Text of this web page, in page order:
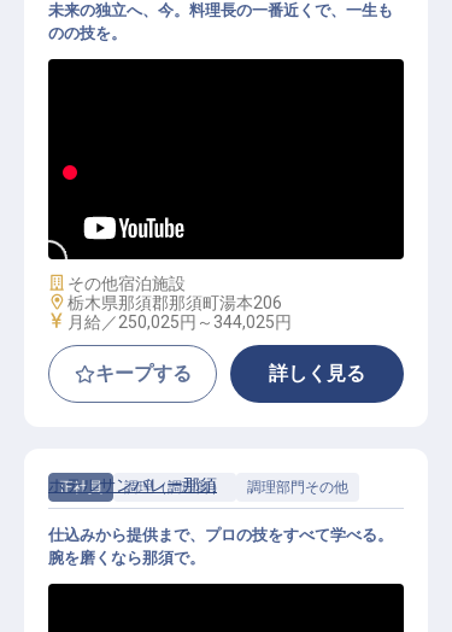
OK／希望休・連休可
未来の独立へ、今。料理長の一番近くで、一生も
のの技を。
施設業態
その他宿泊施設
勤務地
栃木県那須郡那須町湯本206
給与
月給／250,025円～ 344,025円
キープする 詳しく見る
正社員 調理（調理師） 調理部門その他
ホテルサンバレー那須
仕込みから提供まで、プロの技をすべて学べる。
腕を磨くなら那須で。